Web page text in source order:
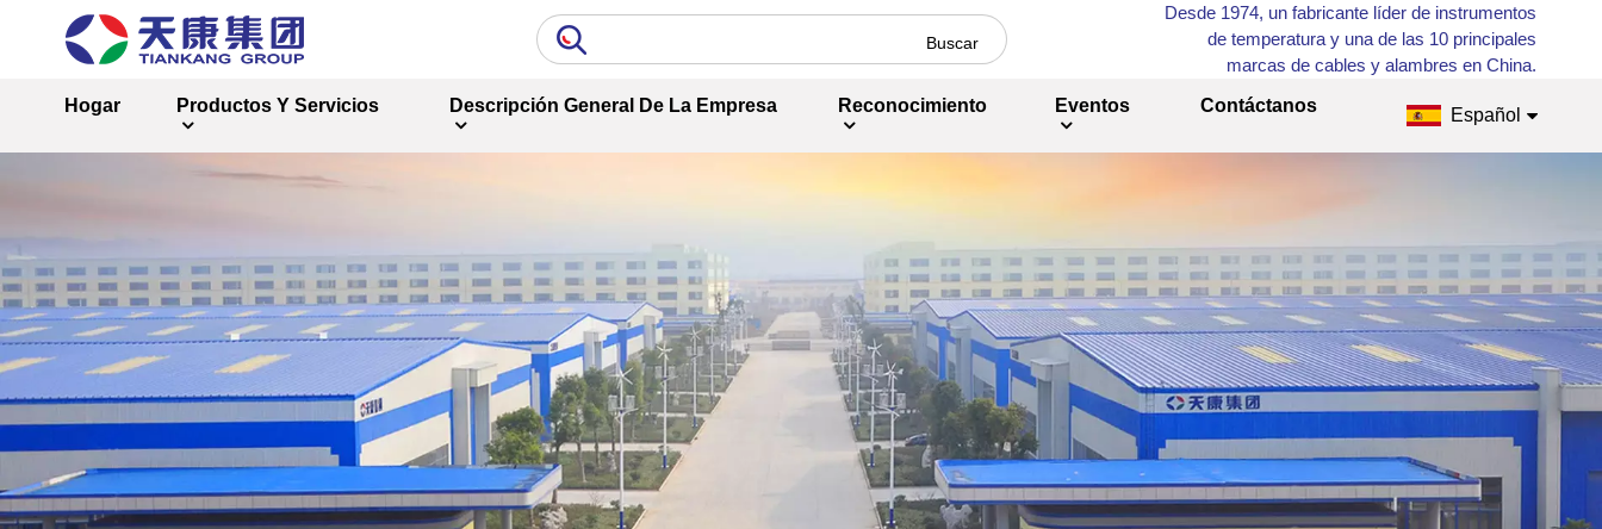
Desde 1974, un fabricante líder de instrumentos
de temperatura y una de las 10 principales
marcas de cables y alambres en China.
Hogar
Productos Y Servicios Descripción General De La Empresa Reconocimiento Eventos Contáctanos Español
Français
Русский
Español